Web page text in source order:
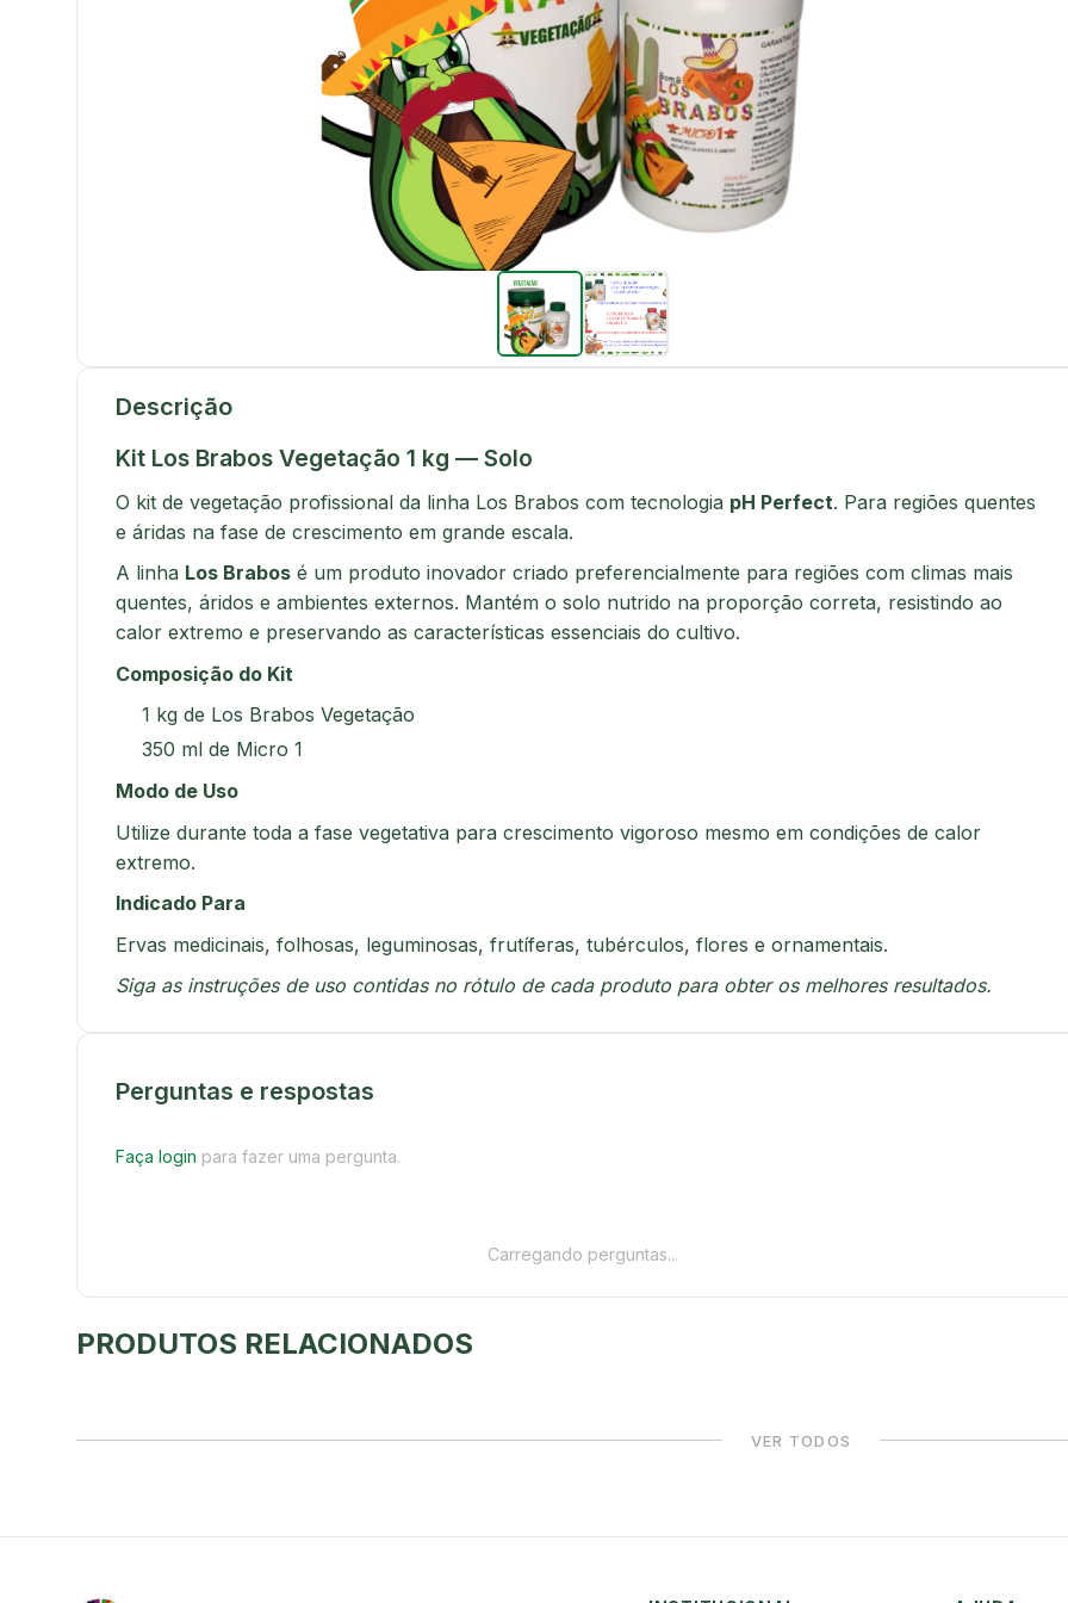
Descrição
Kit Los Brabos Vegetação 1 kg — Solo
O kit de vegetação profissional da linha Los Brabos com tecnologia pH Perfect. Para regiões quentes
e áridas na fase de crescimento em grande escala.
A linha Los Brabos é um produto inovador criado preferencialmente para regiões com climas mais
quentes, áridos e ambientes externos. Mantém o solo nutrido na proporção correta, resistindo ao
calor extremo e preservando as características essenciais do cultivo.
Composição do Kit
1 kg de Los Brabos Vegetação
350 ml de Micro 1
Modo de Uso
Utilize durante toda a fase vegetativa para crescimento vigoroso mesmo em condições de calor
extremo.
Indicado Para
Ervas medicinais, folhosas, leguminosas, frutíferas, tubérculos, flores e ornamentais.
Siga as instruções de uso contidas no rótulo de cada produto para obter os melhores resultados.
Perguntas e respostas
Faça login para fazer uma pergunta.
Carregando perguntas...
PRODUTOS RELACIONADOS
VER TODOS